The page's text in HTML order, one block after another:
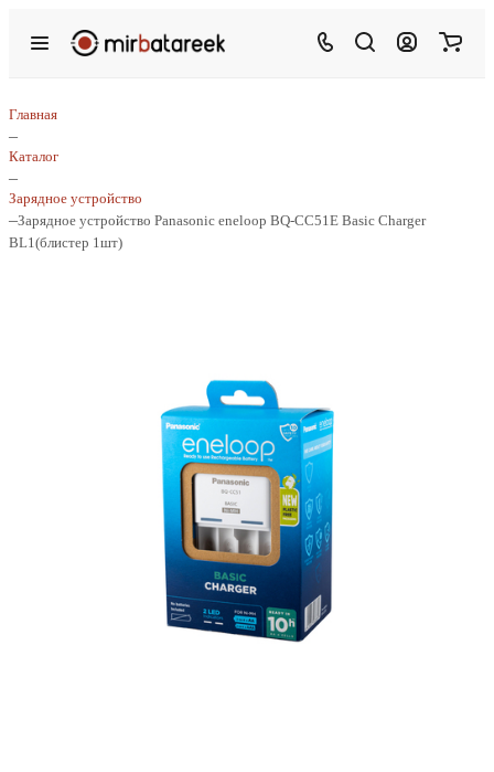
Главная
–
Каталог
–
Зарядное устройство
–Зарядное устройство Panasonic eneloop BQ-CC51E Basic Charger
BL1(блистер 1шт)